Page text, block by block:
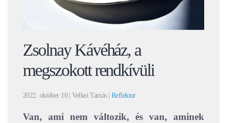
Zsolnay Kávéház, a
megszokott rendkívüli
2022. október 10| Velkei Tamás | Reflektor
Van, ami nem változik, és van, aminek